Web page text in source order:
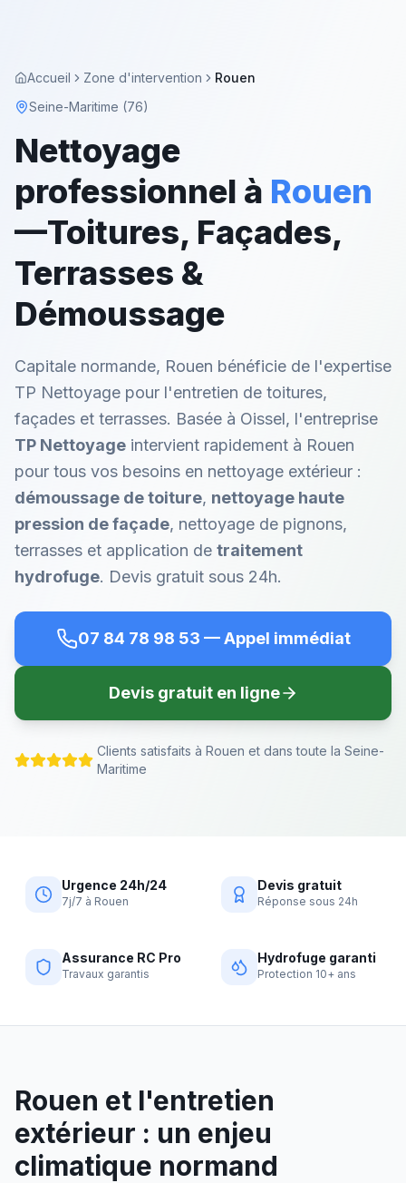
Accueil Zone d'intervention
Rouen
Seine-Maritime (76)
Nettoyage
professionnel à Rouen
—Toitures, Façades,
Terrasses &
Démoussage
Capitale normande, Rouen bénéficie de l'expertise
TP Nettoyage pour l'entretien de toitures,
façades et terrasses. Basée à Oissel, l'entreprise
TP Nettoyage intervient rapidement à Rouen
pour tous vos besoins en nettoyage extérieur :
démoussage de toiture, nettoyage haute
pression de façade, nettoyage de pignons,
terrasses et application de traitement
hydrofuge. Devis gratuit sous 24h.
07 84 78 98 53 — Appel immédiat
Devis gratuit en ligne
Clients satisfaits àRouen et dans toute la Seine-
Maritime
Urgence 24h/24
7j/7 à Rouen
Devis gratuit
Réponse sous 24h
Assurance RC Pro
Travaux garantis
Hydrofuge garanti
Protection 10+ ans
Rouen et l'entretien
extérieur : un enjeu
climatique normand